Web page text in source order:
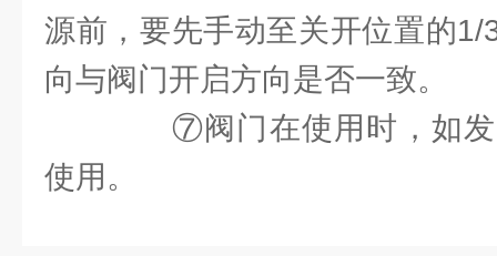
源前，要先手动至关开位置的
向与阀门开启方向是否一致。
⑦阀门在使用时，如发
使用。